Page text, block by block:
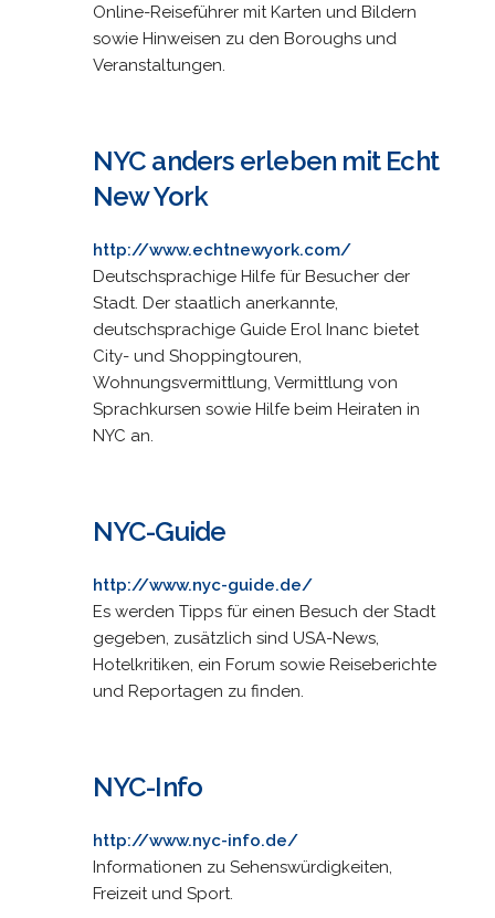
Online-Reiseführer mit Karten und Bildern
sowie Hinweisen zu den Boroughs und
Veranstaltungen.
NYC anders erleben mit Echt
New York
http://www.echtnewyork.com/
Deutschsprachige Hilfe für Besucher der
Stadt. Der staatlich anerkannte,
deutschsprachige Guide Erol Inanc bietet
City- und Shoppingtouren,
Wohnungsvermittlung, Vermittlung von
Sprachkursen sowie Hilfe beim Heiraten in
NYC an.
NYC-Guide
http://www.nyc-guide.de/
Es werden Tipps für einen Besuch der Stadt
gegeben, zusätzlich sind USA-News,
Hotelkritiken, ein Forum sowie Reiseberichte
und Reportagen zu finden.
NYC-Info
http://www.nyc-info.de/
Informationen zu Sehenswürdigkeiten,
Freizeit und Sport.